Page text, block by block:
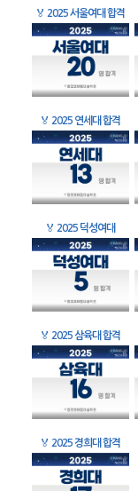
🏅 2025 서울여대 합격
🏅 2025 연세대 합격
🏅 2025 덕성여대
🏅 2025 삼육대 합격
🏅 2025 경희대 합격